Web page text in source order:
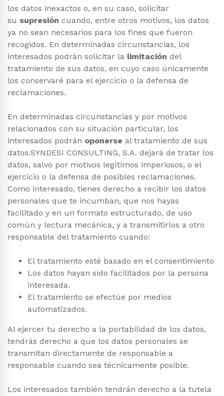
los datos inexactos o, en su caso, solicitar
su supresión cuando, entre otros motivos, los datos
ya no sean necesarios para los fines que fueron
recogidos. En determinadas circunstancias, los
interesados podrán solicitar la limitación del
tratamiento de sus datos, en cuyo caso únicamente
los conservaré para el ejercicio o la defensa de
reclamaciones.
En determinadas circunstancias y por motivos
relacionados con su situación particular, los
interesados podrán oponerse al tratamiento de sus
datos.SYNDESI CONSULTING, S.A. dejará de tratar los
datos, salvo por motivos legítimos imperiosos, o el
ejercicio o la defensa de posibles reclamaciones.
Como interesado, tienes derecho a recibir los datos
personales que te incumban, que nos hayas
facilitado y en un formato estructurado, de uso
común y lectura mecánica, y a transmitirlos a otro
responsable del tratamiento cuando:
El tratamiento esté basado en el consentimiento
Los datos hayan sido facilitados por la persona
interesada.
El tratamiento se efectúe por medios
automatizados.
Al ejercer tu derecho a la portabilidad de los datos,
tendrás derecho a que los datos personales se
transmitan directamente de responsable a
responsable cuando sea técnicamente posible.
Los interesados también tendrán derecho a la tutela